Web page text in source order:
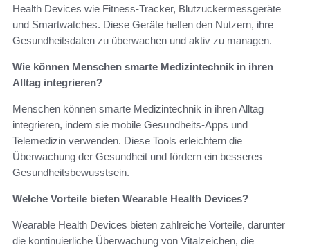
Health Devices wie Fitness-Tracker, Blutzuckermessgeräte
und Smartwatches. Diese Geräte helfen den Nutzern, ihre
Gesundheitsdaten zu überwachen und aktiv zu managen.
Wie können Menschen smarte Medizintechnik in ihren
Alltag integrieren?
Menschen können smarte Medizintechnik in ihren Alltag
integrieren, indem sie mobile Gesundheits-Apps und
Telemedizin verwenden. Diese Tools erleichtern die
Überwachung der Gesundheit und fördern ein besseres
Gesundheitsbewusstsein.
Welche Vorteile bieten Wearable Health Devices?
Wearable Health Devices bieten zahlreiche Vorteile, darunter
die kontinuierliche Überwachung von Vitalzeichen, die